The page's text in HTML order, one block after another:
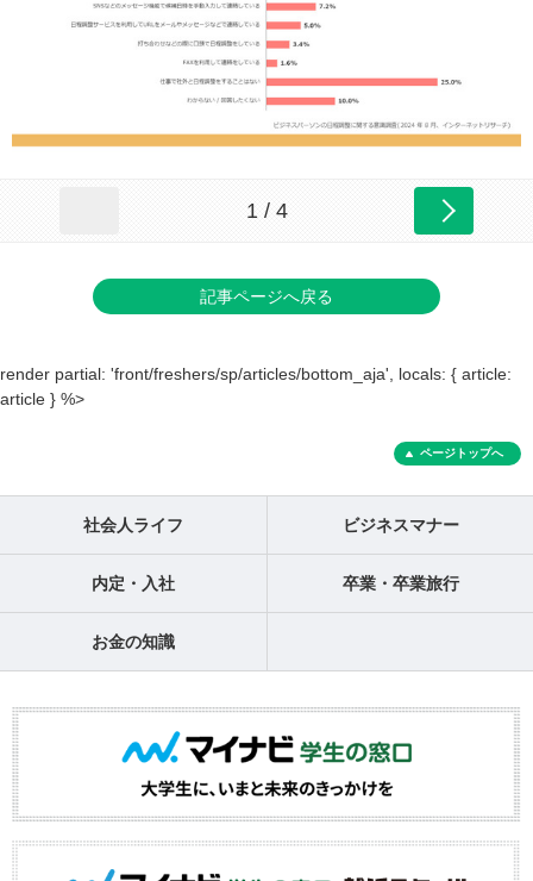
1 / 4
記事ページへ戻る
render partial: 'front/freshers/sp/articles/bottom_aja', locals: { article:
article } %>
ページトップへ
社会人ライフ ビジネスマナー
内定・入社 卒業・卒業旅行
お金の知識